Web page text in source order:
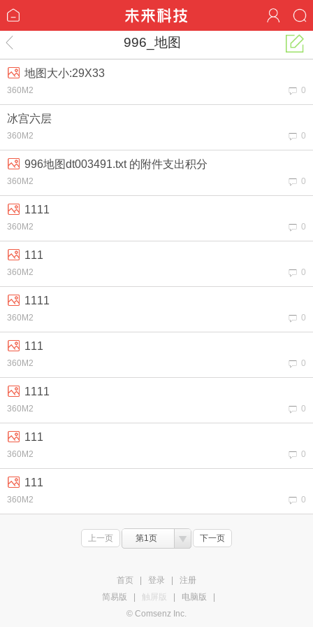
996_地图
0
地图大小:29X33
360M2
0
冰宫六层
360M2
0
996地图dt003491.txt 的附件支出积分
360M2
0
1111
360M2
0
111
360M2
0
1111
360M2
0
111
360M2
0
1111
360M2
0
111
360M2
0
111
360M2
上一页 第1页 下一页
首页 登录
注册
简易版
触屏版 电脑版
© Comsenz Inc.